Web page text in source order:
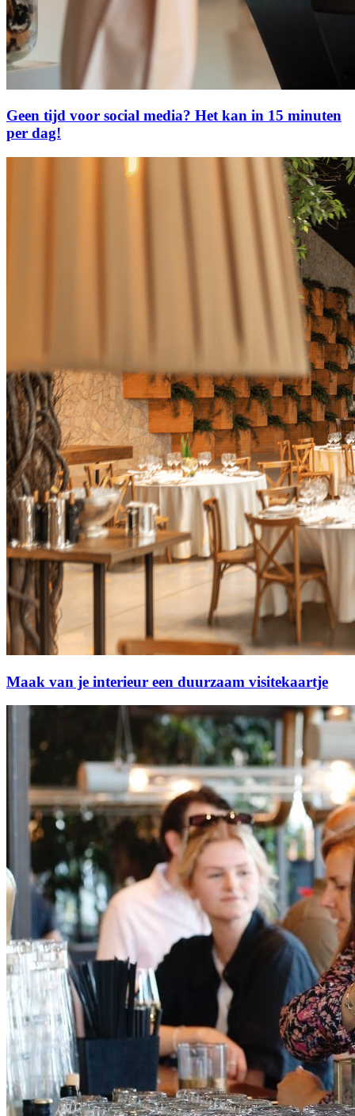
Geen tijd voor social media? Het kan in 15 minuten
per dag!
Maak van je interieur een duurzaam visitekaartje